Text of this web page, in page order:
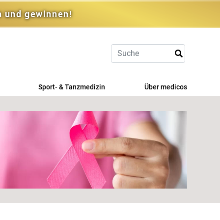
und gewinnen!
Sport- & Tanzmedizin
Sportmedizin
Kompetenzzentrum TanzMedizin
Über medicos
Karriere im medicos
Qualitätszertifikate, Partner &
Kooperationen
Lehre, Aus- & Weiterbildung
Patient*innen erzählen